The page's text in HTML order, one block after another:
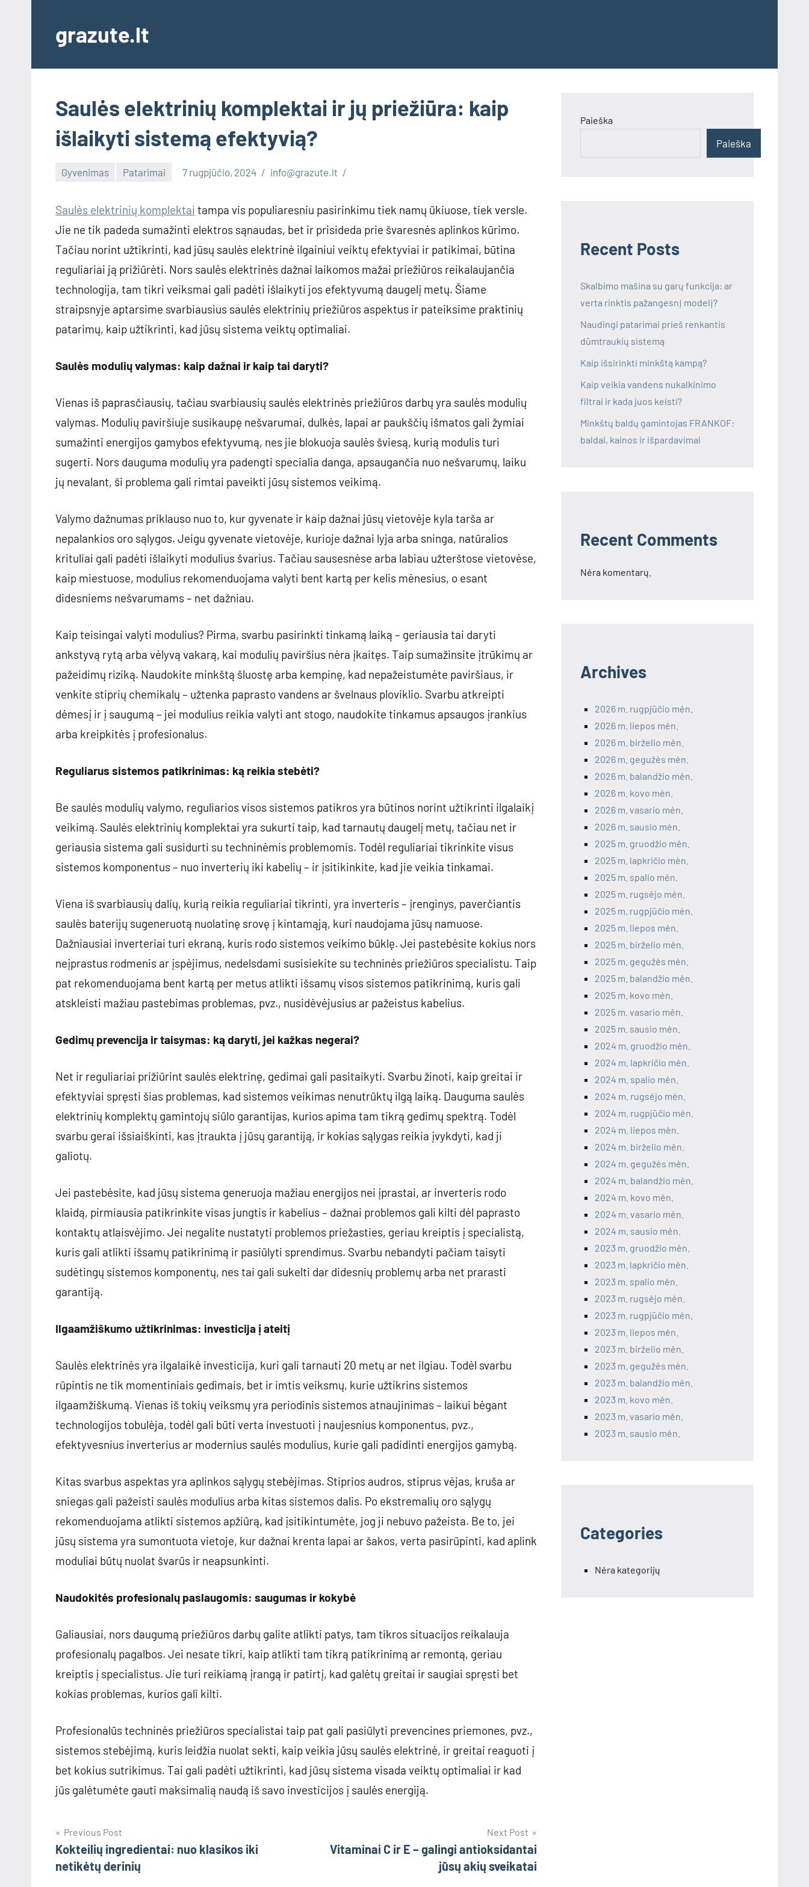
contentgrazute.lt
Saulės elektrinių komplektai ir jų priežiūra: kaip
išlaikyti sistemą efektyvią?
Gyvenimas Patarimai 7 rugpjūčio, 2024 info@grazute.lt
Saulės elektrinių komplektai tampa vis populiaresniu pasirinkimu tiek namų ūkiuose, tiek versle.
Jie ne tik padeda sumažinti elektros sąnaudas, bet ir prisideda prie švaresnės aplinkos kūrimo.
Tačiau norint užtikrinti, kad jūsų saulės elektrinė ilgainiui veiktų efektyviai ir patikimai, būtina
reguliariai ją prižiūrėti. Nors saulės elektrinės dažnai laikomos mažai priežiūros reikalaujančia
technologija, tam tikri veiksmai gali padėti išlaikyti jos efektyvumą daugelį metų. Šiame
straipsnyje aptarsime svarbiausius saulės elektrinių priežiūros aspektus ir pateiksime praktinių
patarimų, kaip užtikrinti, kad jūsų sistema veiktų optimaliai.
Saulės modulių valymas: kaip dažnai ir kaip tai daryti?
Vienas iš paprasčiausių, tačiau svarbiausių saulės elektrinės priežiūros darbų yra saulės modulių
valymas. Modulių paviršiuje susikaupę nešvarumai, dulkės, lapai ar paukščių išmatos gali žymiai
sumažinti energijos gamybos efektyvumą, nes jie blokuoja saulės šviesą, kurią modulis turi
sugerti. Nors dauguma modulių yra padengti specialia danga, apsaugančia nuo nešvarumų, laiku
jų nevalant, ši problema gali rimtai paveikti jūsų sistemos veikimą.
Valymo dažnumas priklauso nuo to, kur gyvenate ir kaip dažnai jūsų vietovėje kyla tarša ar
nepalankios oro sąlygos. Jeigu gyvenate vietovėje, kurioje dažnai lyja arba sninga, natūralios
krituliai gali padėti išlaikyti modulius švarius. Tačiau sausesnėse arba labiau užterštose vietovėse,
kaip miestuose, modulius rekomenduojama valyti bent kartą per kelis mėnesius, o esant
didesniems nešvarumams – net dažniau.
Kaip teisingai valyti modulius? Pirma, svarbu pasirinkti tinkamą laiką – geriausia tai daryti
ankstyvą rytą arba vėlyvą vakarą, kai modulių paviršius nėra įkaitęs. Taip sumažinsite įtrūkimų ar
pažeidimų riziką. Naudokite minkštą šluostę arba kempinę, kad nepažeistumėte paviršiaus, ir
venkite stiprių chemikalų – užtenka paprasto vandens ar švelnaus ploviklio. Svarbu atkreipti
dėmesį ir į saugumą – jei modulius reikia valyti ant stogo, naudokite tinkamus apsaugos įrankius
arba kreipkitės į profesionalus.
Reguliarus sistemos patikrinimas: ką reikia stebėti?
Be saulės modulių valymo, reguliarios visos sistemos patikros yra būtinos norint užtikrinti ilgalaikį
veikimą. Saulės elektrinių komplektai yra sukurti taip, kad tarnautų daugelį metų, tačiau net ir
geriausia sistema gali susidurti su techninėmis problemomis. Todėl reguliariai tikrinkite visus
sistemos komponentus – nuo inverterių iki kabelių – ir įsitikinkite, kad jie veikia tinkamai.
Viena iš svarbiausių dalių, kurią reikia reguliariai tikrinti, yra inverteris – įrenginys, paverčiantis
saulės baterijų sugeneruotą nuolatinę srovę į kintamąją, kuri naudojama jūsų namuose.
Dažniausiai inverteriai turi ekraną, kuris rodo sistemos veikimo būklę. Jei pastebėsite kokius nors
neįprastus rodmenis ar įspėjimus, nedelsdami susisiekite su techninės priežiūros specialistu. Taip
pat rekomenduojama bent kartą per metus atlikti išsamų visos sistemos patikrinimą, kuris gali
atskleisti mažiau pastebimas problemas, pvz., nusidėvėjusius ar pažeistus kabelius.
Gedimų prevencija ir taisymas: ką daryti, jei kažkas negerai?
Net ir reguliariai prižiūrint saulės elektrinę, gedimai gali pasitaikyti. Svarbu žinoti, kaip greitai ir
efektyviai spręsti šias problemas, kad sistemos veikimas nenutrūktų ilgą laiką. Dauguma saulės
elektrinių komplektų gamintojų siūlo garantijas, kurios apima tam tikrą gedimų spektrą. Todėl
svarbu gerai išsiaiškinti, kas įtraukta į jūsų garantiją, ir kokias sąlygas reikia įvykdyti, kad ji
galiotų.
Jei pastebėsite, kad jūsų sistema generuoja mažiau energijos nei įprastai, ar inverteris rodo
klaidą, pirmiausia patikrinkite visas jungtis ir kabelius – dažnai problemos gali kilti dėl paprasto
kontaktų atlaisvėjimo. Jei negalite nustatyti problemos priežasties, geriau kreiptis į specialistą,
kuris gali atlikti išsamų patikrinimą ir pasiūlyti sprendimus. Svarbu nebandyti pačiam taisyti
sudėtingų sistemos komponentų, nes tai gali sukelti dar didesnių problemų arba net prarasti
garantiją.
Ilgaamžiškumo užtikrinimas: investicija į ateitį
Saulės elektrinės yra ilgalaikė investicija, kuri gali tarnauti 20 metų ar net ilgiau. Todėl svarbu
rūpintis ne tik momentiniais gedimais, bet ir imtis veiksmų, kurie užtikrins sistemos
ilgaamžiškumą. Vienas iš tokių veiksmų yra periodinis sistemos atnaujinimas – laikui bėgant
technologijos tobulėja, todėl gali būti verta investuoti į naujesnius komponentus, pvz.,
efektyvesnius inverterius ar modernius saulės modulius, kurie gali padidinti energijos gamybą.
Kitas svarbus aspektas yra aplinkos sąlygų stebėjimas. Stiprios audros, stiprus vėjas, kruša ar
sniegas gali pažeisti saulės modulius arba kitas sistemos dalis. Po ekstremalių oro sąlygų
rekomenduojama atlikti sistemos apžiūrą, kad įsitikintumėte, jog ji nebuvo pažeista. Be to, jei
jūsų sistema yra sumontuota vietoje, kur dažnai krenta lapai ar šakos, verta pasirūpinti, kad aplink
moduliai būtų nuolat švarūs ir neapsunkinti.
Naudokitės profesionalų paslaugomis: saugumas ir kokybė
Galiausiai, nors daugumą priežiūros darbų galite atlikti patys, tam tikros situacijos reikalauja
profesionalų pagalbos. Jei nesate tikri, kaip atlikti tam tikrą patikrinimą ar remontą, geriau
kreiptis į specialistus. Jie turi reikiamą įrangą ir patirtį, kad galėtų greitai ir saugiai spręsti bet
kokias problemas, kurios gali kilti.
Profesionalūs techninės priežiūros specialistai taip pat gali pasiūlyti prevencines priemones, pvz.,
sistemos stebėjimą, kuris leidžia nuolat sekti, kaip veikia jūsų saulės elektrinė, ir greitai reaguoti į
bet kokius sutrikimus. Tai gali padėti užtikrinti, kad jūsų sistema visada veiktų optimaliai ir kad
jūs galėtumėte gauti maksimalią naudą iš savo investicijos į saulės energiją.
Navigacija
tarp
Previous Post
Kokteilių ingredientai: nuo klasikos iki
netikėtų derinių
Next Post
Vitaminai C ir E – galingi antioksidantai
jūsų akių sveikatai
Paieška
Paieška
Recent Posts
Skalbimo mašina su garų funkcija: ar
verta rinktis pažangesnį modelį?
Naudingi patarimai prieš renkantis
dūmtraukių sistemą
Kaip išsirinkti minkštą kampą?
Kaip veikia vandens nukalkinimo
filtrai ir kada juos keisti?
Minkštų baldų gamintojas FRANKOF:
baldai, kainos ir išpardavimai
Recent Comments
Nėra komentarų.
Archives
2026 m. rugpjūčio mėn.
2026 m. liepos mėn.
2026 m. birželio mėn.
2026 m. gegužės mėn.
2026 m. balandžio mėn.
2026 m. kovo mėn.
2026 m. vasario mėn.
2026 m. sausio mėn.
2025 m. gruodžio mėn.
2025 m. lapkričio mėn.
2025 m. spalio mėn.
2025 m. rugsėjo mėn.
2025 m. rugpjūčio mėn.
2025 m. liepos mėn.
2025 m. birželio mėn.
2025 m. gegužės mėn.
2025 m. balandžio mėn.
2025 m. kovo mėn.
2025 m. vasario mėn.
2025 m. sausio mėn.
2024 m. gruodžio mėn.
2024 m. lapkričio mėn.
2024 m. spalio mėn.
2024 m. rugsėjo mėn.
2024 m. rugpjūčio mėn.
2024 m. liepos mėn.
2024 m. birželio mėn.
2024 m. gegužės mėn.
2024 m. balandžio mėn.
2024 m. kovo mėn.
2024 m. vasario mėn.
2024 m. sausio mėn.
2023 m. gruodžio mėn.
2023 m. lapkričio mėn.
2023 m. spalio mėn.
2023 m. rugsėjo mėn.
2023 m. rugpjūčio mėn.
2023 m. liepos mėn.
2023 m. birželio mėn.
2023 m. gegužės mėn.
2023 m. balandžio mėn.
2023 m. kovo mėn.
2023 m. vasario mėn.
2023 m. sausio mėn.
Categories
Nėra kategorijų